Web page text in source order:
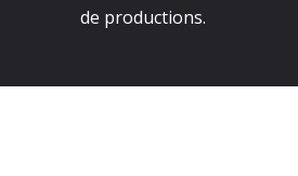
de productions.